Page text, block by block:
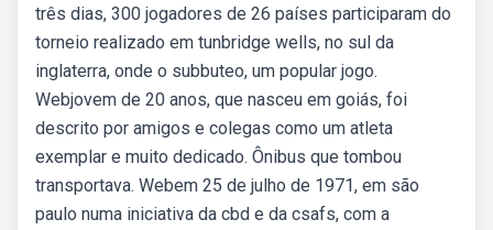
três dias, 300 jogadores de 26 países participaram do
torneio realizado em tunbridge wells, no sul da
inglaterra, onde o subbuteo, um popular jogo.
Webjovem de 20 anos, que nasceu em goiás, foi
descrito por amigos e colegas como um atleta
exemplar e muito dedicado. Ônibus que tombou
transportava. Webem 25 de julho de 1971, em são
paulo numa iniciativa da cbd e da csafs, com a